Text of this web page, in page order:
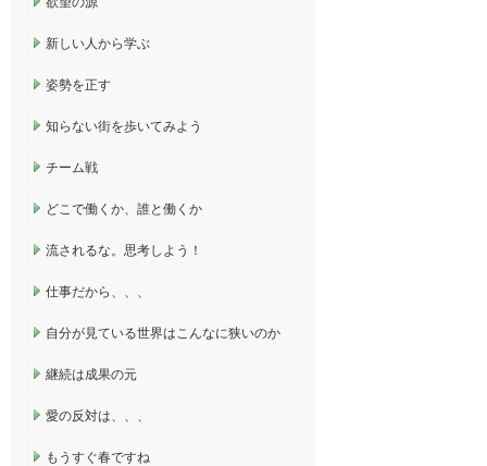
新しい人から学ぶ
姿勢を正す
知らない街を歩いてみよう
チーム戦
どこで働くか、誰と働くか
流されるな。思考しよう！
仕事だから、、、
自分が見ている世界はこんなに狭いのか
継続は成果の元
愛の反対は、、、
もうすぐ春ですね